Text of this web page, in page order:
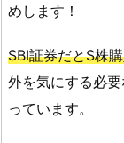
めします！
SBI証券だとS株
外を気にする必
っています。